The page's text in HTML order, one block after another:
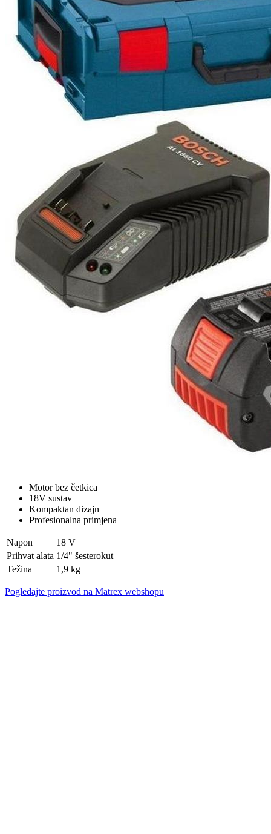
Motor bez četkica
18V sustav
Kompaktan dizajn
Profesionalna primjena
Napon
18 V
Prihvat alata 1/4" šesterokut
Težina
1,9 kg
Pogledajte proizvod na Matrex webshopu